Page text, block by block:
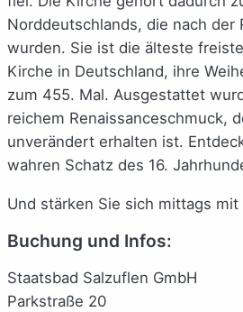
Norddeutschlands, die nach der
wurden. Sie ist die älteste
Kirche in Deutschland, ihre
zum 455. Mal. Ausgestattet
reichem Renaissanceschmuck,
unverändert erhalten ist.
wahren Schatz des 16.
Und stärken Sie sich mittags
Buchung und Infos:
Staatsbad Salzuflen GmbH
Parkstraße 20